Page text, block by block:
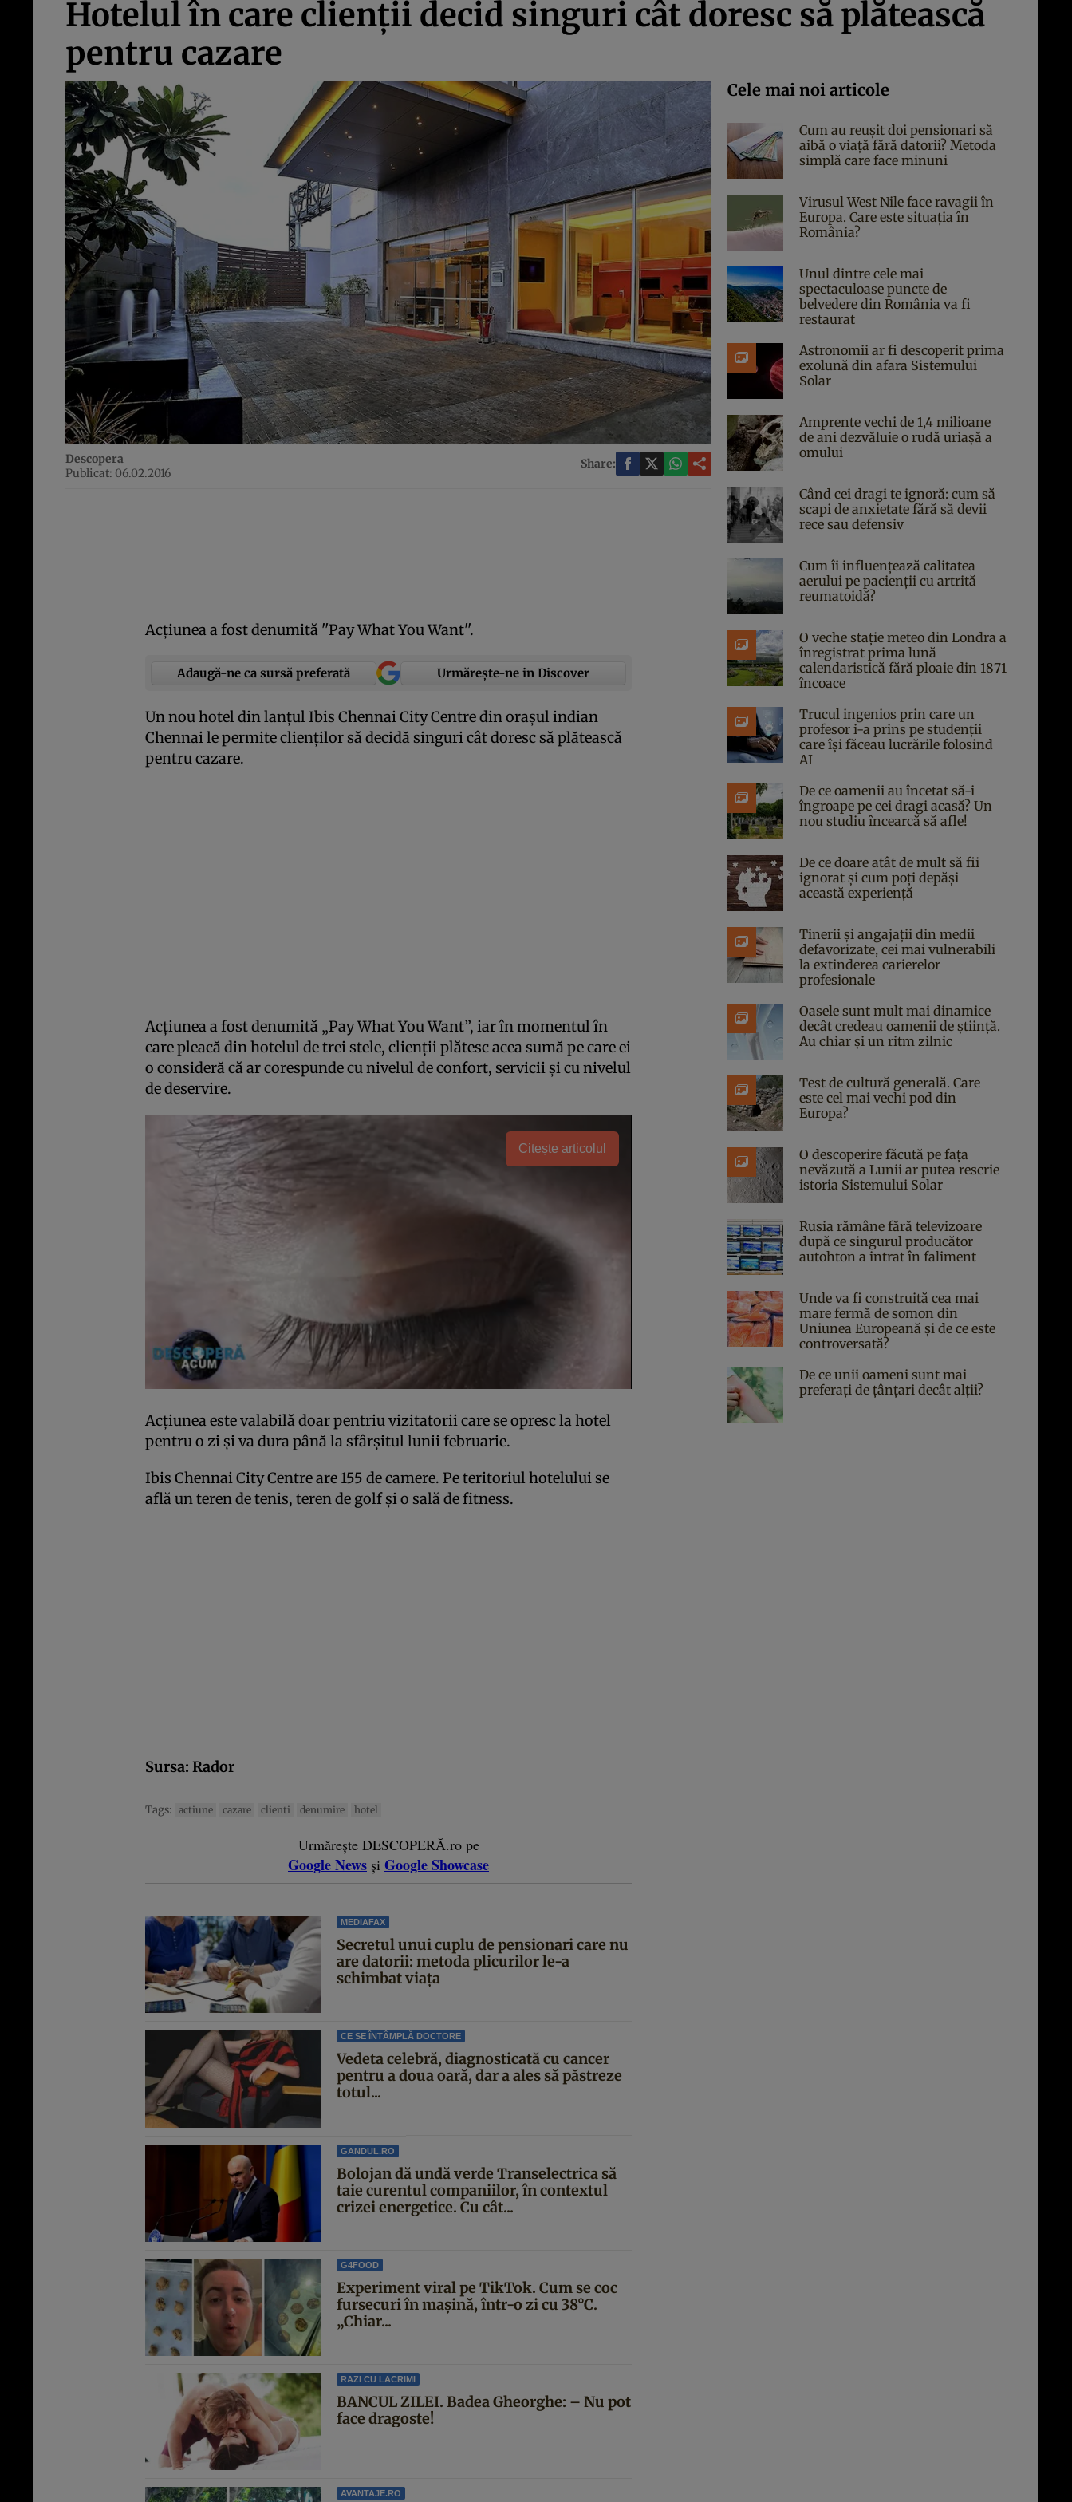
Hotelul în care clienţii decid singuri cât doresc să plătească
pentru cazare
Descopera
Publicat: 06.02.2016
Share:
Acţiunea a fost denumită ''Pay What You Want''.
Adaugă-ne ca sursă preferată Urmărește-ne in Discover
Un nou hotel din lanţul Ibis Chennai City Centre din oraşul indian
Chennai le permite clienţilor să decidă singuri cât doresc să plătească
pentru cazare.
Acţiunea a fost denumită „Pay What You Want”, iar în momentul în
care pleacă din hotelul de trei stele, clienţii plătesc acea sumă pe care ei
o consideră că ar corespunde cu nivelul de confort, servicii şi cu nivelul
de deservire.
Citește articolul
Acţiunea este valabilă doar pentriu vizitatorii care se opresc la hotel
pentru o zi şi va dura până la sfârşitul lunii februarie.
Ibis Chennai City Centre are 155 de camere. Pe teritoriul hotelului se
află un teren de tenis, teren de golf şi o sală de fitness.
Sursa: Rador
Tags: actiune cazare clienti denumire hotel
Urmărește DESCOPERĂ.ro pe
Google News și Google Showcase
MEDIAFAX
Secretul unui cuplu de pensionari care nu
are datorii: metoda plicurilor le-a
schimbat viața
CE SE ÎNTÂMPLĂ DOCTORE
Vedeta celebră, diagnosticată cu cancer
pentru a doua oară, dar a ales să păstreze
totul...
GANDUL.RO
Bolojan dă undă verde Transelectrica să
taie curentul companiilor, în contextul
crizei energetice. Cu cât...
G4FOOD
Experiment viral pe TikTok. Cum se coc
fursecuri în mașină, într-o zi cu 38°C.
„Chiar...
RAZI CU LACRIMI
BANCUL ZILEI. Badea Gheorghe: – Nu pot
face dragoste!
AVANTAJE.RO
Cele mai noi articole
Cum au reușit doi pensionari să
aibă o viață fără datorii? Metoda
simplă care face minuni
Virusul West Nile face ravagii în
Europa. Care este situația în
România?
Unul dintre cele mai
spectaculoase puncte de
belvedere din România va fi
restaurat
Astronomii ar fi descoperit prima
exolună din afara Sistemului
Solar
Amprente vechi de 1,4 milioane
de ani dezvăluie o rudă uriașă a
omului
Când cei dragi te ignoră: cum să
scapi de anxietate fără să devii
rece sau defensiv
Cum îi influențează calitatea
aerului pe pacienții cu artrită
reumatoidă?
O veche stație meteo din Londra a
înregistrat prima lună
calendaristică fără ploaie din 1871
încoace
Trucul ingenios prin care un
profesor i-a prins pe studenții
care își făceau lucrările folosind
AI
De ce oamenii au încetat să-i
îngroape pe cei dragi acasă? Un
nou studiu încearcă să afle!
De ce doare atât de mult să fii
ignorat și cum poți depăși
această experiență
Tinerii și angajații din medii
defavorizate, cei mai vulnerabili
la extinderea carierelor
profesionale
Oasele sunt mult mai dinamice
decât credeau oamenii de știință.
Au chiar și un ritm zilnic
Test de cultură generală. Care
este cel mai vechi pod din
Europa?
O descoperire făcută pe fața
nevăzută a Lunii ar putea rescrie
istoria Sistemului Solar
Rusia rămâne fără televizoare
după ce singurul producător
autohton a intrat în faliment
Unde va fi construită cea mai
mare fermă de somon din
Uniunea Europeană și de ce este
controversată?
De ce unii oameni sunt mai
preferați de țânțari decât alții?